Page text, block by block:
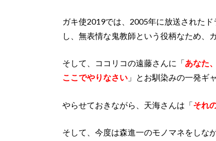
ガキ使2019では、2005年に放送された
し、無表情な鬼教師という役柄なため、
そして、ココリコの遠藤さんに「あなた
ここでやりなさい 」とお馴染みの一発ギ
やらせておきながら、天海さんは「それ
そして、今度は森進一のモノマネをしな